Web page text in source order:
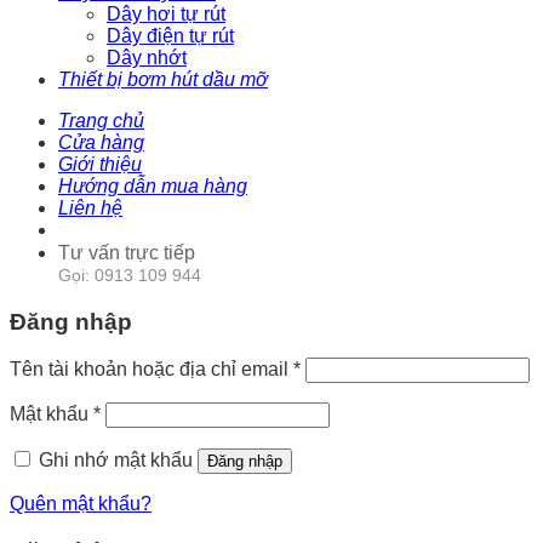
Dây hơi tự rút
Dây điện tự rút
Dây nhớt
Thiết bị bơm hút dầu mỡ
Trang chủ
Cửa hàng
Giới thiệu
Hướng dẫn mua hàng
Liên hệ
Tư vấn trực tiếp
Gọi: 0913 109 944
Đăng nhập
Tên tài khoản hoặc địa chỉ email *
Mật khẩu *
Ghi nhớ mật khẩu Đăng nhập
Quên mật khẩu?